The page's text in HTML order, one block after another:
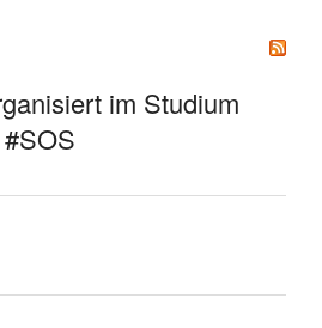
im Studium